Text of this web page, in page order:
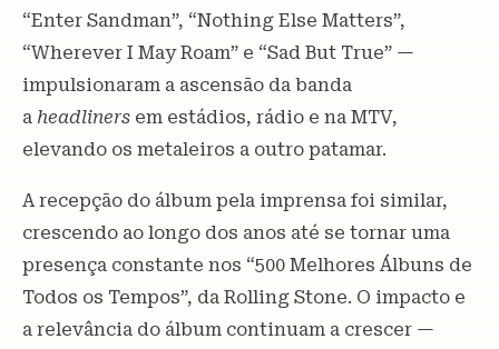
“Enter Sandman”, “Nothing Else Matters”,
“Wherever I May Roam” e “Sad But True” —
impulsionaram a ascensão da banda
a headliners em estádios, rádio e na MTV,
elevando os metaleiros a outro patamar.
A recepção do álbum pela imprensa foi similar,
crescendo ao longo dos anos até se tornar uma
presença constante nos “500 Melhores Álbuns de
Todos os Tempos”, da Rolling Stone. O impacto e
a relevância do álbum continuam a crescer —